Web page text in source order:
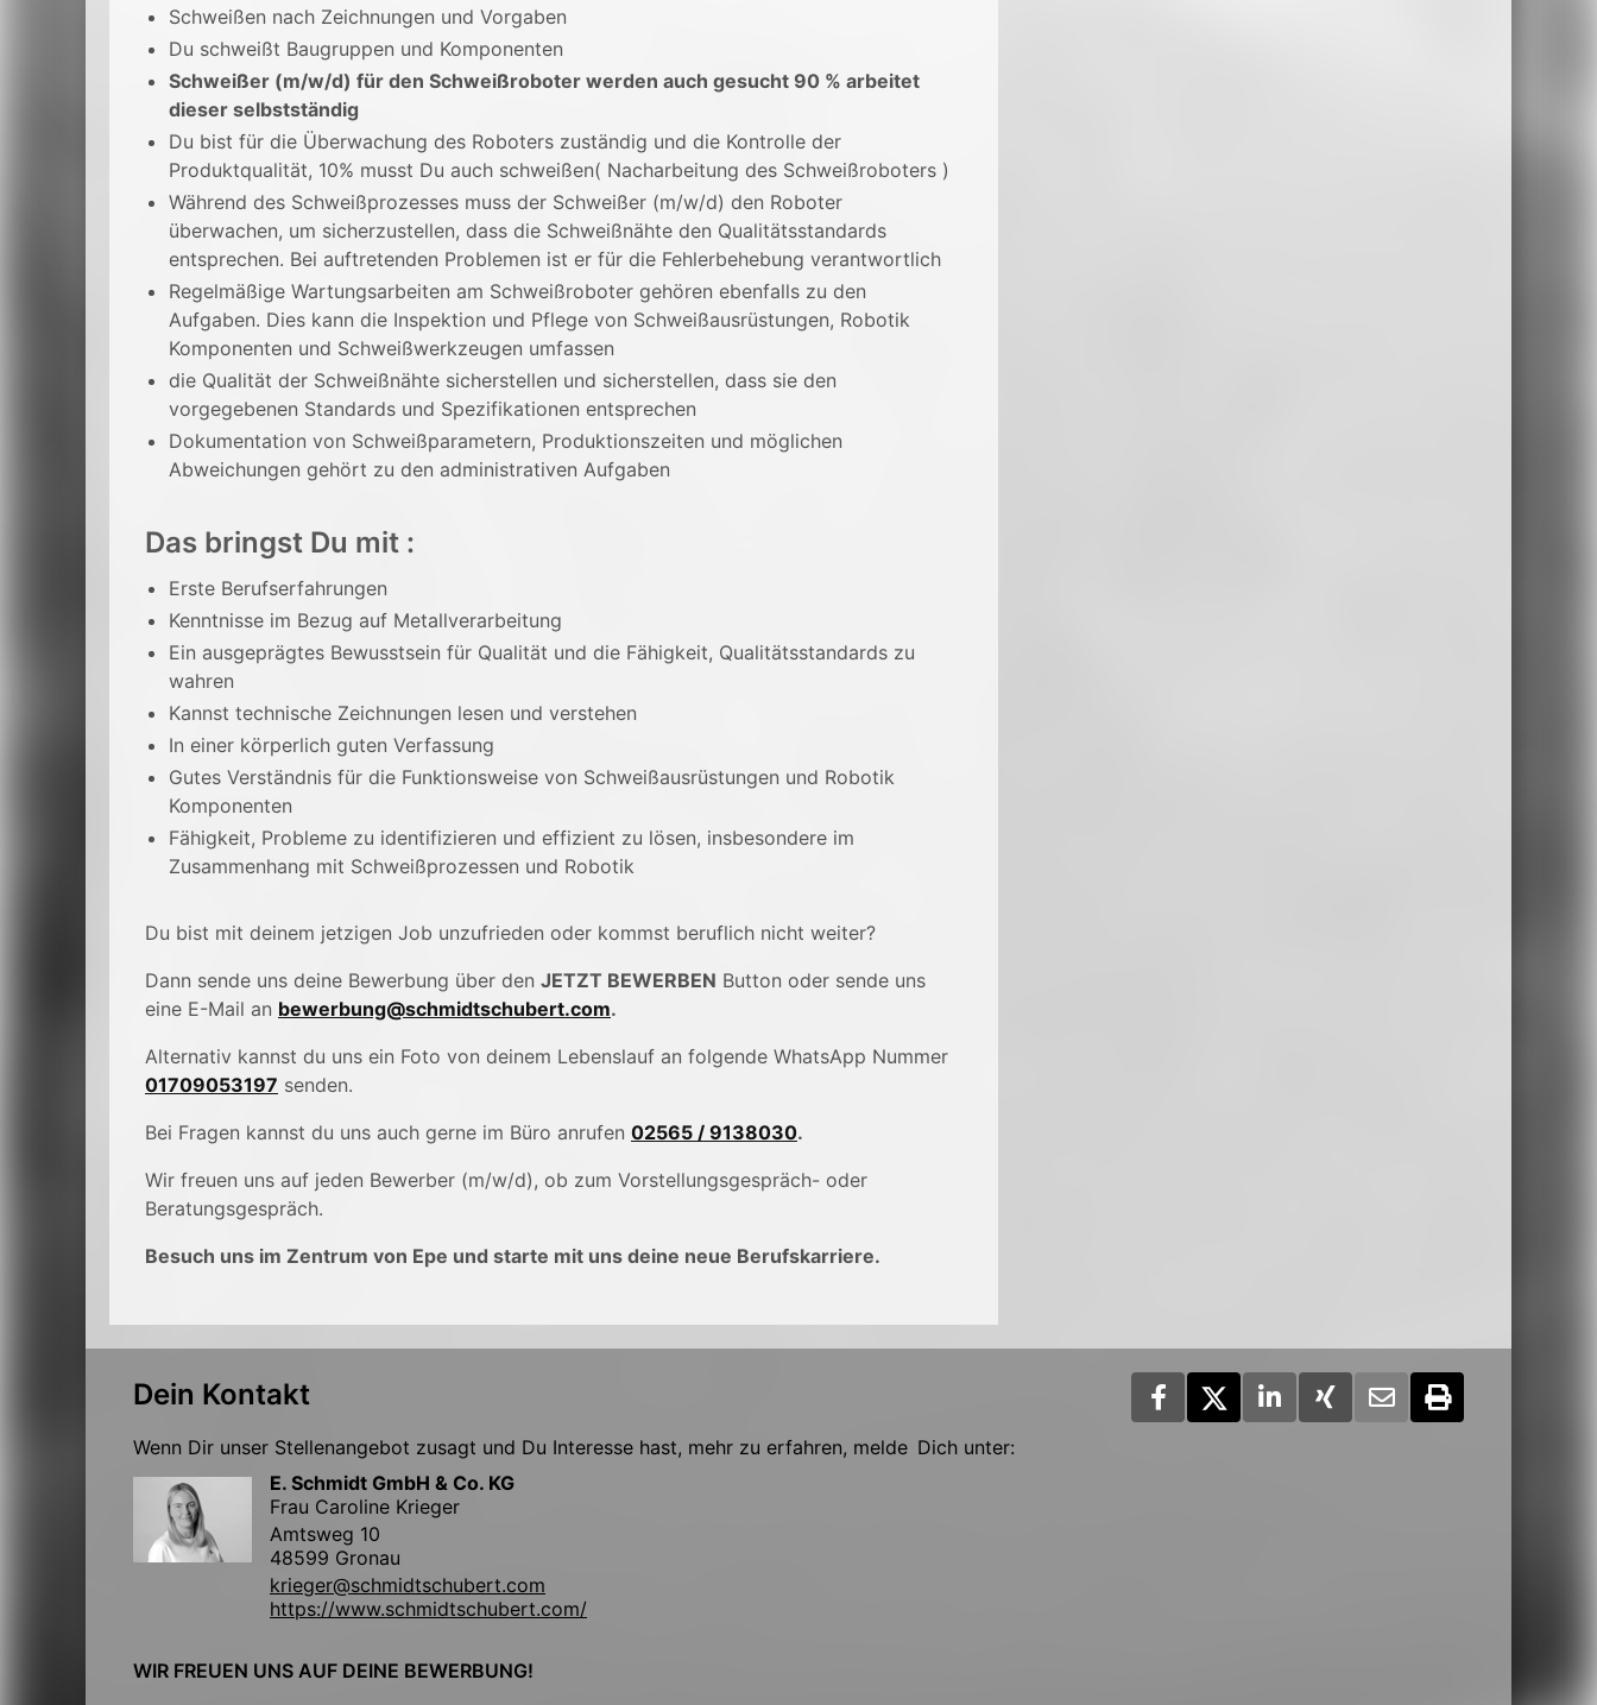
Schweißen nach Zeichnungen und Vorgaben
Du schweißt Baugruppen und Komponenten
Schweißer (m/w/d) für den Schweißroboter werden auch gesucht 90 % arbeitet
dieser selbstständig
Du bist für die Überwachung des Roboters zuständig und die Kontrolle der
Produktqualität, 10% musst Du auch schweißen( Nacharbeitung des Schweißroboters )
Während des Schweißprozesses muss der Schweißer (m/w/d) den Roboter
überwachen, um sicherzustellen, dass die Schweißnähte den Qualitätsstandards
entsprechen. Bei auftretenden Problemen ist er für die Fehlerbehebung verantwortlich
Regelmäßige Wartungsarbeiten am Schweißroboter gehören ebenfalls zu den
Aufgaben. Dies kann die Inspektion und Pflege von Schweißausrüstungen, Robotik
Komponenten und Schweißwerkzeugen umfassen
die Qualität der Schweißnähte sicherstellen und sicherstellen, dass sie den
vorgegebenen Standards und Spezifikationen entsprechen
Dokumentation von Schweißparametern, Produktionszeiten und möglichen
Abweichungen gehört zu den administrativen Aufgaben
Das bringst Du mit :
Erste Berufserfahrungen
Kenntnisse im Bezug auf Metallverarbeitung
Ein ausgeprägtes Bewusstsein für Qualität und die Fähigkeit, Qualitätsstandards zu
wahren
Kannst technische Zeichnungen lesen und verstehen
In einer körperlich guten Verfassung
Gutes Verständnis für die Funktionsweise von Schweißausrüstungen und Robotik
Komponenten
Fähigkeit, Probleme zu identifizieren und effizient zu lösen, insbesondere im
Zusammenhang mit Schweißprozessen und Robotik
Du bist mit deinem jetzigen Job unzufrieden oder kommst beruflich nicht weiter?
Dann sende uns deine Bewerbung über den JETZT BEWERBEN Button oder sende uns
eine E-Mail an bewerbung@schmidtschubert.com.
Alternativ kannst du uns ein Foto von deinem Lebenslauf an folgende WhatsApp Nummer
01709053197 senden.
Bei Fragen kannst du uns auch gerne im Büro anrufen 02565 / 9138030.
Wir freuen uns auf jeden Bewerber (m/w/d), ob zum Vorstellungsgespräch- oder
Beratungsgespräch.
Besuch uns im Zentrum von Epe und starte mit uns deine neue Berufskarriere.
Dein Kontakt
Wenn Dir unser Stellenangebot zusagt und Du Interesse hast, mehr zu erfahren, melde Dich unter:
E. Schmidt GmbH & Co. KG
Frau Caroline Krieger
Amtsweg 10
48599 Gronau
krieger@schmidtschubert.com
https://www.schmidtschubert.com/
WIR FREUEN UNS AUF DEINE BEWERBUNG!